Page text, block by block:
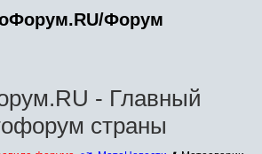
Форум
- Главный
страны